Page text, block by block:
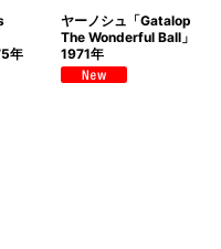
年
ヤーノシュ「Gatalop
The Wonderful Ball」
1971年